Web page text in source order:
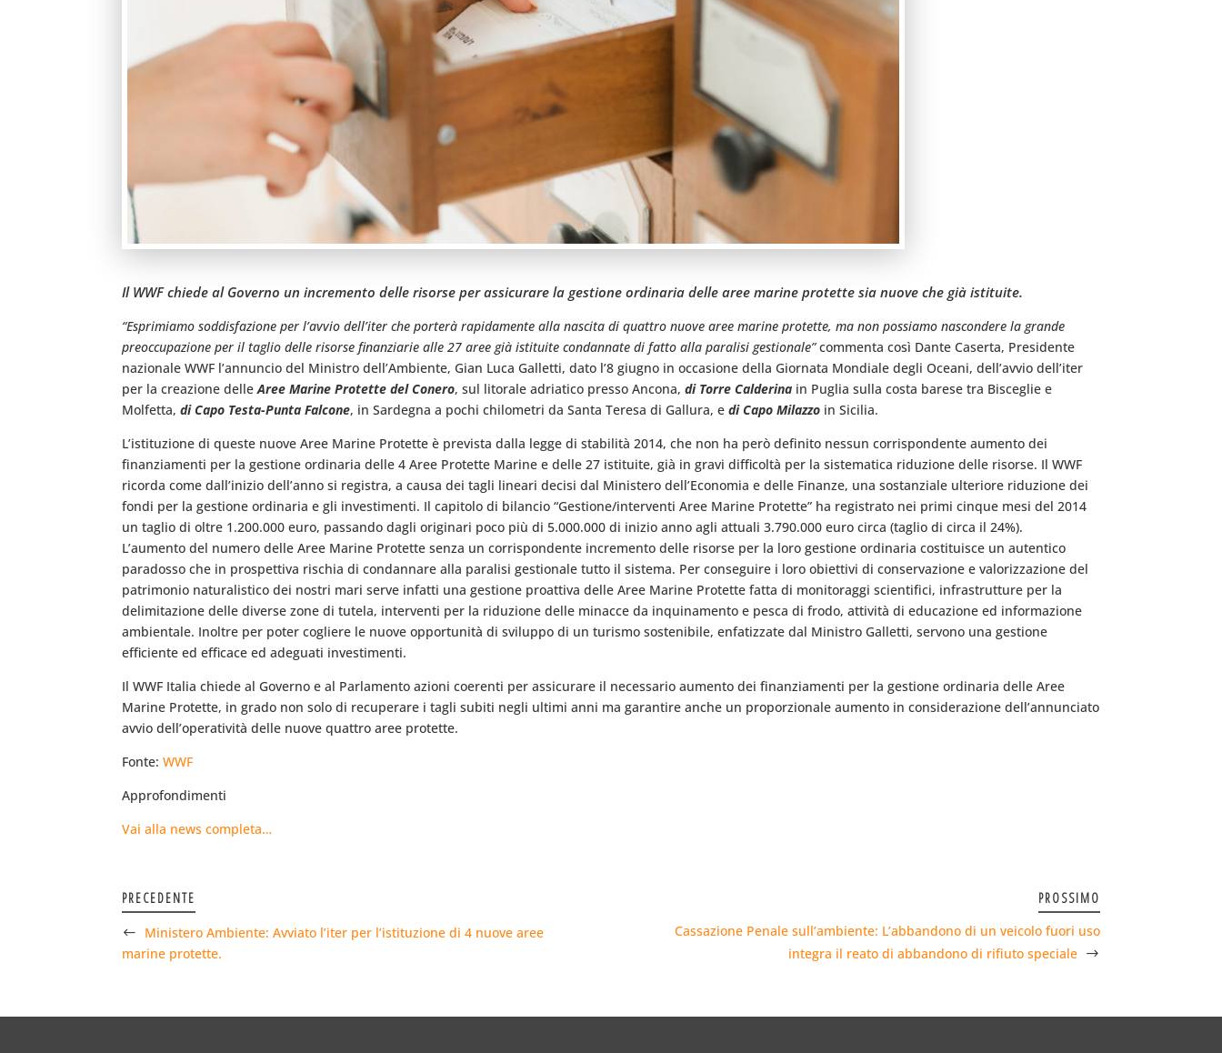
Il WWF chiede al Governo un incremento delle risorse per assicurare la gestione ordinaria delle aree marine protette sia nuove che già istituite.
“Esprimiamo soddisfazione per l’avvio dell’iter che porterà rapidamente alla nascita di quattro nuove aree marine protette, ma non possiamo nascondere la grande
preoccupazione per il taglio delle risorse finanziarie alle 27 aree già istituite condannate di fatto alla paralisi gestionale”commenta così Dante Caserta, Presidente
nazionale WWF l’annuncio del Ministro dell’Ambiente, Gian Luca Galletti, dato l’8 giugno in occasione della Giornata Mondiale degli Oceani, dell’avvio dell’iter
per la creazione delleAree Marine Protette del Conero, sul litorale adriatico presso Ancona,di Torre Calderina in Puglia sulla costa barese tra Bisceglie e
Molfetta,di Capo Testa-Punta Falcone, in Sardegna a pochi chilometri da Santa Teresa di Gallura, edi Capo Milazzo in Sicilia.
L’istituzione di queste nuove Aree Marine Protette è prevista dalla legge di stabilità 2014, che non ha però definito nessun corrispondente aumento dei
finanziamenti per la gestione ordinaria delle 4 Aree Protette Marine e delle 27 istituite, già in gravi difficoltà per la sistematica riduzione delle risorse. Il WWF
ricorda come dall’inizio dell’anno si registra, a causa dei tagli lineari decisi dal Ministero dell’Economia e delle Finanze, una sostanziale ulteriore riduzione dei
fondi per la gestione ordinaria e gli investimenti. Il capitolo di bilancio “Gestione/interventi Aree Marine Protette” ha registrato nei primi cinque mesi del 2014
un taglio di oltre 1.200.000 euro, passando dagli originari poco più di 5.000.000 di inizio anno agli attuali 3.790.000 euro circa (taglio di circa il 24%).
L’aumento del numero delle Aree Marine Protette senza un corrispondente incremento delle risorse per la loro gestione ordinaria costituisce un autentico
paradosso che in prospettiva rischia di condannare alla paralisi gestionale tutto il sistema. Per conseguire i loro obiettivi di conservazione e valorizzazione del
patrimonio naturalistico dei nostri mari serve infatti una gestione proattiva delle Aree Marine Protette fatta di monitoraggi scientifici, infrastrutture per la
delimitazione delle diverse zone di tutela, interventi per la riduzione delle minacce da inquinamento e pesca di frodo, attività di educazione ed informazione
ambientale. Inoltre per poter cogliere le nuove opportunità di sviluppo di un turismo sostenibile, enfatizzate dal Ministro Galletti, servono una gestione
efficiente ed efficace ed adeguati investimenti.
Il WWF Italia chiede al Governo e al Parlamento azioni coerenti per assicurare il necessario aumento dei finanziamenti per la gestione ordinaria delle Aree
Marine Protette, in grado non solo di recuperare i tagli subiti negli ultimi anni ma garantire anche un proporzionale aumento in considerazione dell’annunciato
avvio dell’operatività delle nuove quattro aree protette.
Fonte:WWF
Approfondimenti
Vai alla news completa…
PRECEDENTE
Ministero Ambiente: Avviato l’iter per l’istituzione di 4 nuove aree
marine protette.
PROSSIMO
Cassazione Penale sull’ambiente: L’abbandono di un veicolo fuori uso
integra il reato di abbandono di rifiuto speciale